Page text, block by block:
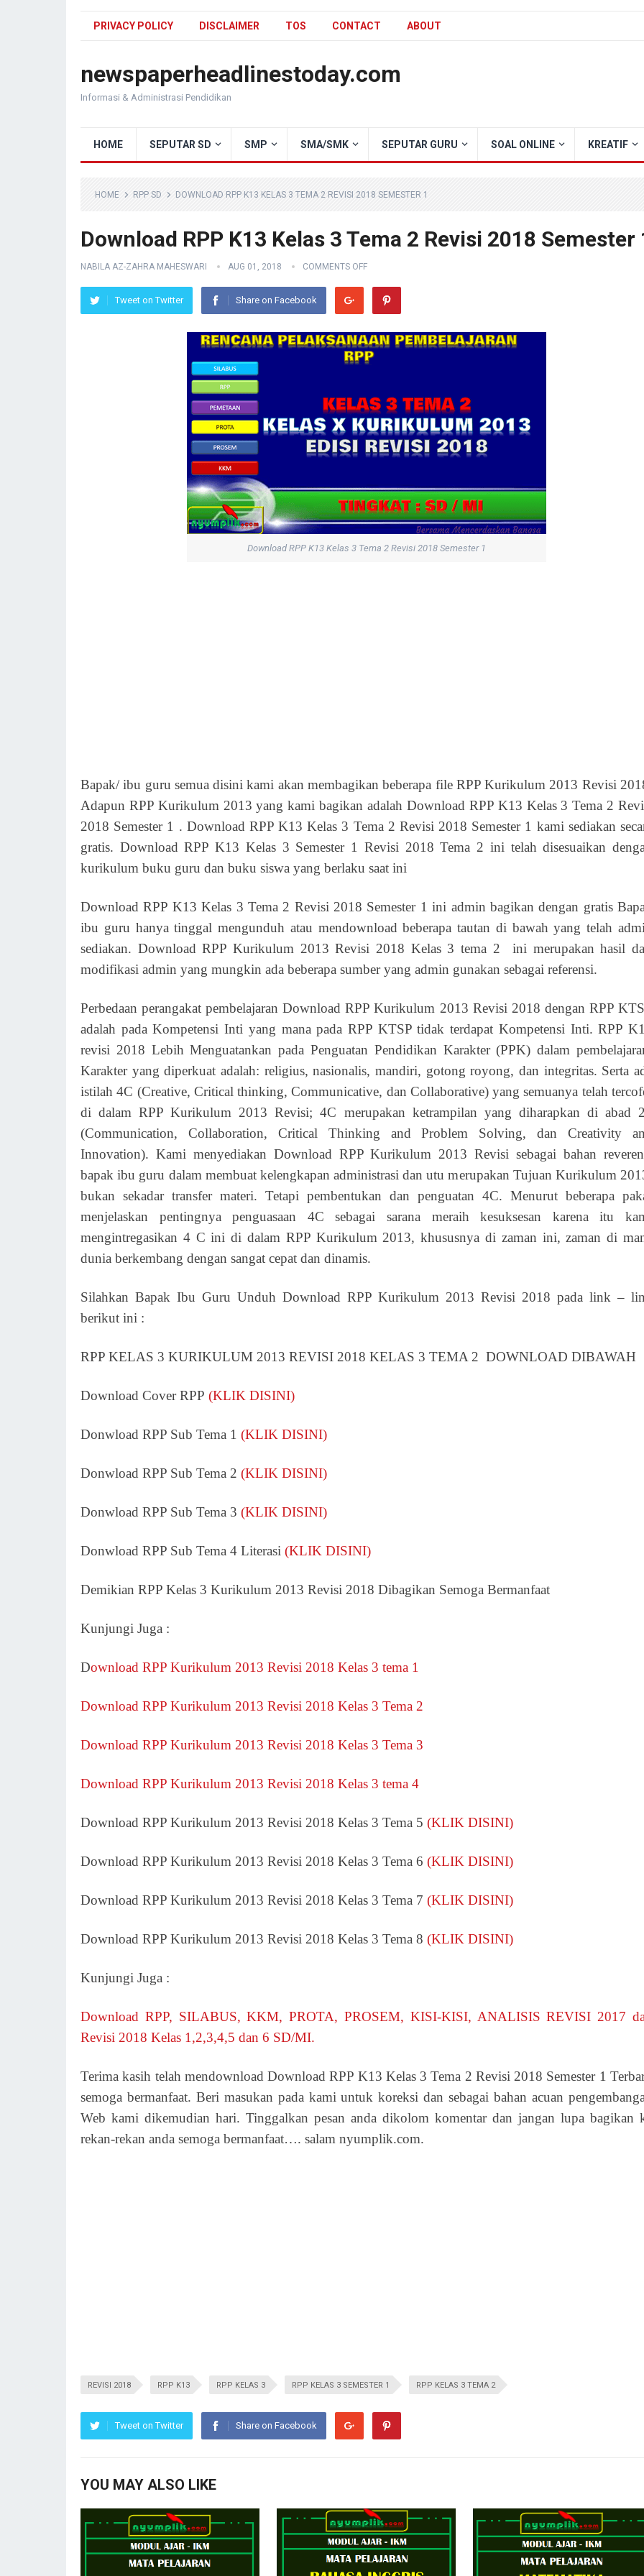
PRIVACY POLICY DISCLAIMER TOS CONTACT ABOUT
newspaperheadlinestoday.com
Informasi & Administrasi Pendidikan
HOME SEPUTAR SD SMP SMA/SMK SEPUTAR GURU SOAL ONLINE KREATIF
HOME RPP SD DOWNLOAD RPP K13 KELAS 3 TEMA 2 REVISI 2018 SEMESTER 1
Download RPP K13 Kelas 3 Tema 2 Revisi 2018 Semester
NABILA AZ-ZAHRA MAHESWARI AUG 01, 2018 COMMENTS OFF
Tweet on Twitter Share on Facebook
Download RPP K13 Kelas 3 Tema 2 Revisi 2018 Semester 1
Bapak/ ibu guru semua disini kami akan membagikan beberapa file RPP Kurikulum 2013 Revisi
Adapun RPP Kurikulum 2013 yang kami bagikan adalah Download RPP K13 Kelas 3 Tema 2
2018 Semester 1 . Download RPP K13 Kelas 3 Tema 2 Revisi 2018 Semester 1 kami sediakan
gratis. Download RPP K13 Kelas 3 Semester 1 Revisi 2018 Tema 2 ini telah disesuaikan
kurikulum buku guru dan buku siswa yang berlaku saat ini
Download RPP K13 Kelas 3 Tema 2 Revisi 2018 Semester 1 ini admin bagikan dengan gratis
ibu guru hanya tinggal mengunduh atau mendownload beberapa tautan di bawah yang telah
sediakan. Download RPP Kurikulum 2013 Revisi 2018 Kelas 3 tema 2 ini merupakan hasil
modifikasi admin yang mungkin ada beberapa sumber yang admin gunakan sebagai referensi.
Perbedaan perangakat pembelajaran Download RPP Kurikulum 2013 Revisi 2018 dengan RPP
adalah pada Kompetensi Inti yang mana pada RPP KTSP tidak terdapat Kompetensi Inti. RPP
revisi 2018 Lebih Menguatankan pada Penguatan Pendidikan Karakter (PPK) dalam
Karakter yang diperkuat adalah: religius, nasionalis, mandiri, gotong royong, dan integritas. Serta
istilah 4C (Creative, Critical thinking, Communicative, dan Collaborative) yang semuanya telah
di dalam RPP Kurikulum 2013 Revisi; 4C merupakan ketrampilan yang diharapkan di abad
(Communication, Collaboration, Critical Thinking and Problem Solving, dan Creativity
Innovation). Kami menyediakan Download RPP Kurikulum 2013 Revisi sebagai bahan
bapak ibu guru dalam membuat kelengkapan administrasi dan utu merupakan Tujuan Kurikulum
bukan sekadar transfer materi. Tetapi pembentukan dan penguatan 4C. Menurut beberapa
menjelaskan pentingnya penguasaan 4C sebagai sarana meraih kesuksesan karena itu
mengintregasikan 4 C ini di dalam RPP Kurikulum 2013, khususnya di zaman ini, zaman di
dunia berkembang dengan sangat cepat dan dinamis.
Silahkan Bapak Ibu Guru Unduh Download RPP Kurikulum 2013 Revisi 2018 pada link –
berikut ini :
RPP KELAS 3 KURIKULUM 2013 REVISI 2018 KELAS 3 TEMA 2 DOWNLOAD DIBAWAH
Download Cover RPP (KLIK DISINI)
Donwload RPP Sub Tema 1 (KLIK DISINI)
Donwload RPP Sub Tema 2 (KLIK DISINI)
Donwload RPP Sub Tema 3 (KLIK DISINI)
Donwload RPP Sub Tema 4 Literasi (KLIK DISINI)
Demikian RPP Kelas 3 Kurikulum 2013 Revisi 2018 Dibagikan Semoga Bermanfaat
Kunjungi Juga :
Download RPP Kurikulum 2013 Revisi 2018 Kelas 3 tema 1
Download RPP Kurikulum 2013 Revisi 2018 Kelas 3 Tema 2
Download RPP Kurikulum 2013 Revisi 2018 Kelas 3 Tema 3
Download RPP Kurikulum 2013 Revisi 2018 Kelas 3 tema 4
Download RPP Kurikulum 2013 Revisi 2018 Kelas 3 Tema 5 (KLIK DISINI)
Download RPP Kurikulum 2013 Revisi 2018 Kelas 3 Tema 6 (KLIK DISINI)
Download RPP Kurikulum 2013 Revisi 2018 Kelas 3 Tema 7 (KLIK DISINI)
Download RPP Kurikulum 2013 Revisi 2018 Kelas 3 Tema 8 (KLIK DISINI)
Kunjungi Juga :
Download RPP, SILABUS, KKM, PROTA, PROSEM, KISI-KISI, ANALISIS REVISI 2017
Revisi 2018 Kelas 1,2,3,4,5 dan 6 SD/MI.
Terima kasih telah mendownload Download RPP K13 Kelas 3 Tema 2 Revisi 2018 Semester 1
semoga bermanfaat. Beri masukan pada kami untuk koreksi dan sebagai bahan acuan
Web kami dikemudian hari. Tinggalkan pesan anda dikolom komentar dan jangan lupa bagikan
rekan-rekan anda semoga bermanfaat…. salam nyumplik.com.
REVISI 2018 RPP K13 RPP KELAS 3 RPP KELAS 3 SEMESTER 1 RPP KELAS 3 TEMA 2
Tweet on Twitter Share on Facebook
YOU MAY ALSO LIKE